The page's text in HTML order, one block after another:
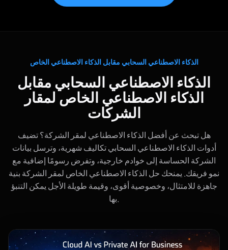
الذكاء الاصطناعي السحابي مقابل الذكاء الاصطناعي الخاص
الذكاء الاصطناعي السحابي مقابل
الذكاء الاصطناعي الخاص لمقار
الشركات
هل تبحث عن أفضل الذكاء الاصطناعي لمقر الشركة؟ تضيف
أدوات الذكاء الاصطناعي السحابي تكاليف شهرية، وترسل بيانات
الشركة الحساسة إلى خوادم خارجية، وتفرض رسومًا إضافية مع
نمو فريقك. يمنحك حل الذكاء الاصطناعي الخاص لمقر الشركة بنية
جاهزة للامتثال، وخصوصية أقوى، وقيمة طويلة الأجل يمكن التنبؤ